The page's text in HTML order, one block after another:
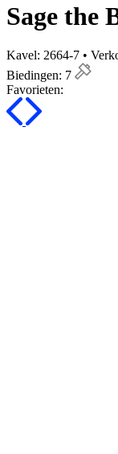
Sage the
Kavel: 2664-7 •
Biedingen: 7
Favorieten: